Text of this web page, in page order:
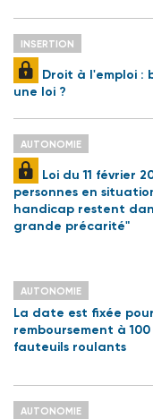
INSERTION
Droit à l'emploi :
une loi ?
AUTONOMIE
Loi du 11 février
personnes en
handicap restent
grande précarité"
AUTONOMIE
La date est fixée
remboursement à 100
fauteuils roulants
AUTONOMIE